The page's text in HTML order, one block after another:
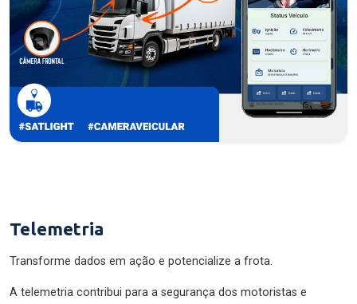
Telemetria
Transforme dados em ação e potencialize a frota.
A telemetria contribui para a segurança dos motoristas e